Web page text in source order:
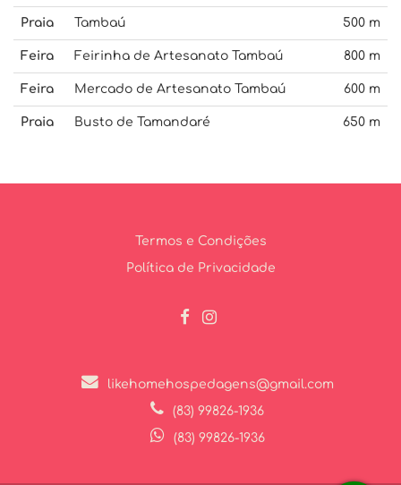
Praia Tambaú 500 m
Feira Feirinha de Artesanato Tambaú 800 m
Feira Mercado de Artesanato Tambaú 600 m
Praia Busto de Tamandaré 650 m
Termos e Condições
Política de Privacidade
likehomehospedagens@gmail.com
(83) 99826-1936
(83) 99826-1936